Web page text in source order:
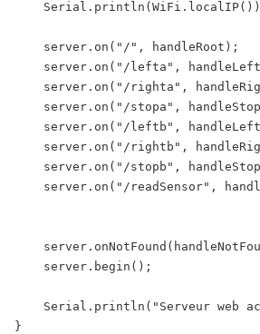
server.on("/", handleRoot);
server.on("/lefta",
server.on("/righta",
server.on("/stopa",
server.on("/leftb",
server.on("/rightb",
server.on("/stopb",
server.on("/readSensor",
server.begin();
Serial.println("Serveur web
}